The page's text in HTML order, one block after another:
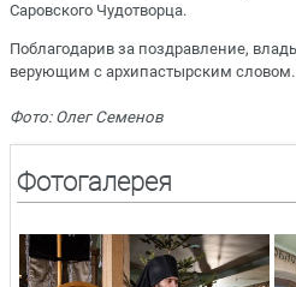
Саровского Чудотворца.
Поблагодарив за поздравление,
верующим с архипастырским словом.
Фото: Олег Семенов
Фотогалерея